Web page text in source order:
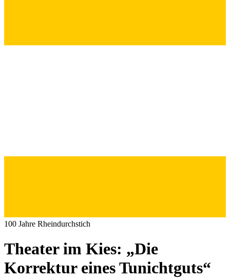
100 Jahre Rheindurchstich
Theater im Kies: „Die
Korrektur eines Tunichtguts“